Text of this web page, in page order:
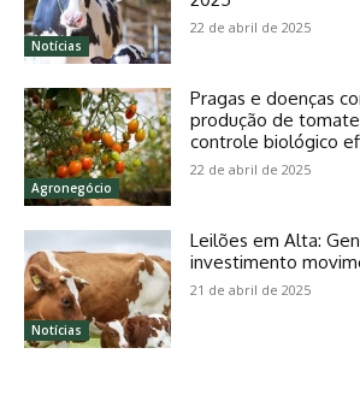
Notícias
22 de abril de 2025
Agronegócio
Pragas e doenças
produção de
controle biológico
22 de abril de 2025
Notícias
Leilões em Alta:
investimento
21 de abril de 2025